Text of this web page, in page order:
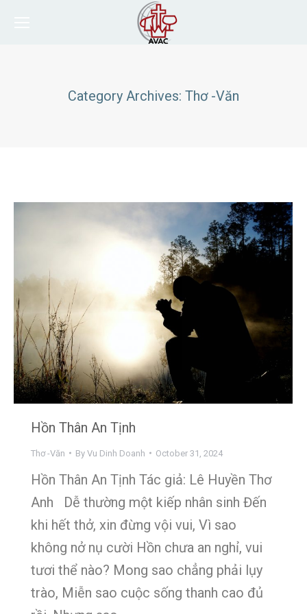
Category Archives: Thơ -Văn
Hồn Thân An Tịnh
Thơ -Văn By Vu Dinh Doanh October 31, 2024
Hồn Thân An Tịnh Tác giả: Lê Huyền Thơ
Anh Dễ thường một kiếp nhân sinh Đến
khi hết thở, xin đừng vội vui, Vì sao
không nở nụ cười Hồn chưa an nghỉ, vui
tươi thể nào? Mong sao chẳng phải lụy
trào, Miễn sao cuộc sống thanh cao đủ